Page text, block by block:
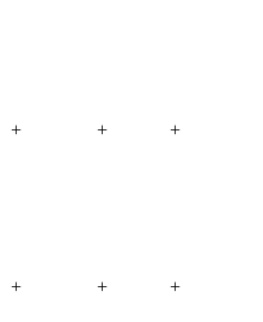
+ + +
+ + +